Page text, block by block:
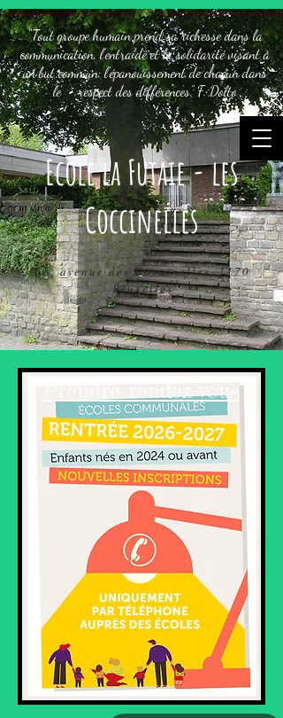
"Tout groupe humain prend sa richesse dans la
communication, l'entraide et la solidarité visant à
un but commun: l'épanouissement de chacun dans
le respect des différences." F. Dolto
Ecole la Futaie - les
Coccinelles
65, avenue des Coccinelles, 1170
Bruxelles
Prendre rendez-vous